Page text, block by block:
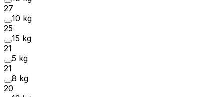
27
10 kg
25
15 kg
21
5 kg
21
8 kg
20